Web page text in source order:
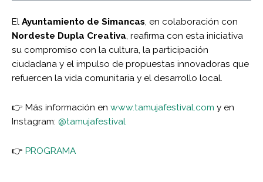
El Ayuntamiento de Simancas, en colaboración con
Nordeste Dupla Creativa, reafirma con esta iniciativa
su compromiso con la cultura, la participación
ciudadana y el impulso de propuestas innovadoras que
refuercen la vida comunitaria y el desarrollo local.
👉 Más información en www.tamujafestival.com y en
Instagram: @tamujafestival
👉 PROGRAMA